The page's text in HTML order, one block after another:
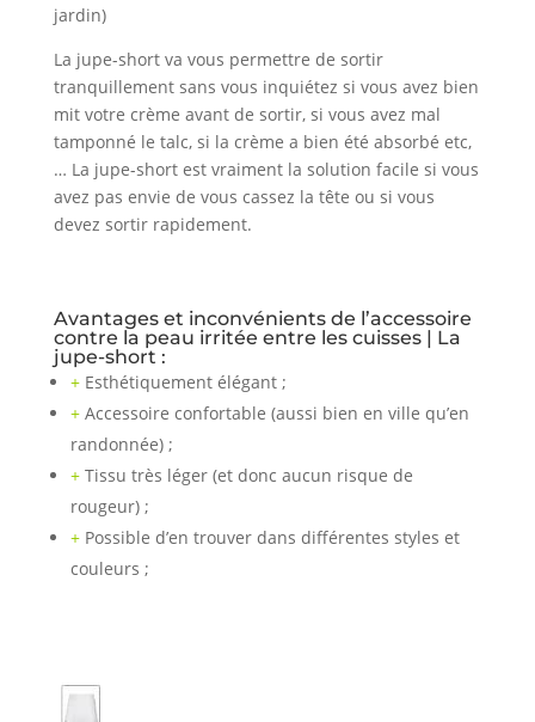
jardin)
La jupe-short va vous permettre de sortir
tranquillement sans vous inquiétez si vous avez bien
mit votre crème avant de sortir, si vous avez mal
tamponné le talc, si la crème a bien été absorbé etc,
… La jupe-short est vraiment la solution facile si vous
avez pas envie de vous cassez la tête ou si vous
devez sortir rapidement.
Avantages et inconvénients de l’accessoire
contre la peau irritée entre les cuisses | La
jupe-short :
+Esthétiquement élégant ;
+Accessoire confortable (aussi bien en ville qu’en
randonnée) ;
+Tissu très léger (et donc aucun risque de
rougeur) ;
+Possible d’en trouver dans différentes styles et
couleurs ;